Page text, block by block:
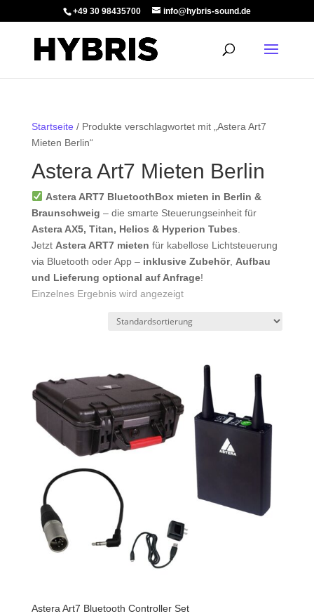
+49 30 98435700 info@hybris-sound.de
Startseite / Produkte verschlagwortet mit „Astera Art7
Mieten Berlin“
Astera Art7 Mieten Berlin
Astera ART7 BluetoothBox mieten in Berlin &
Braunschweig – die smarte Steuerungseinheit für
Astera AX5, Titan, Helios & Hyperion Tubes
Jetzt Astera ART7 mieten für kabellose Lichtsteuerung
via Bluetooth oder App – inklusive Zubehör, Aufbau
und Lieferung optional auf Anfrage!
Einzelnes Ergebnis wird angezeigt
Astera Art7 Bluetooth Controller Set